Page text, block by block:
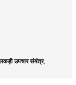
उपचार संयंत्र,